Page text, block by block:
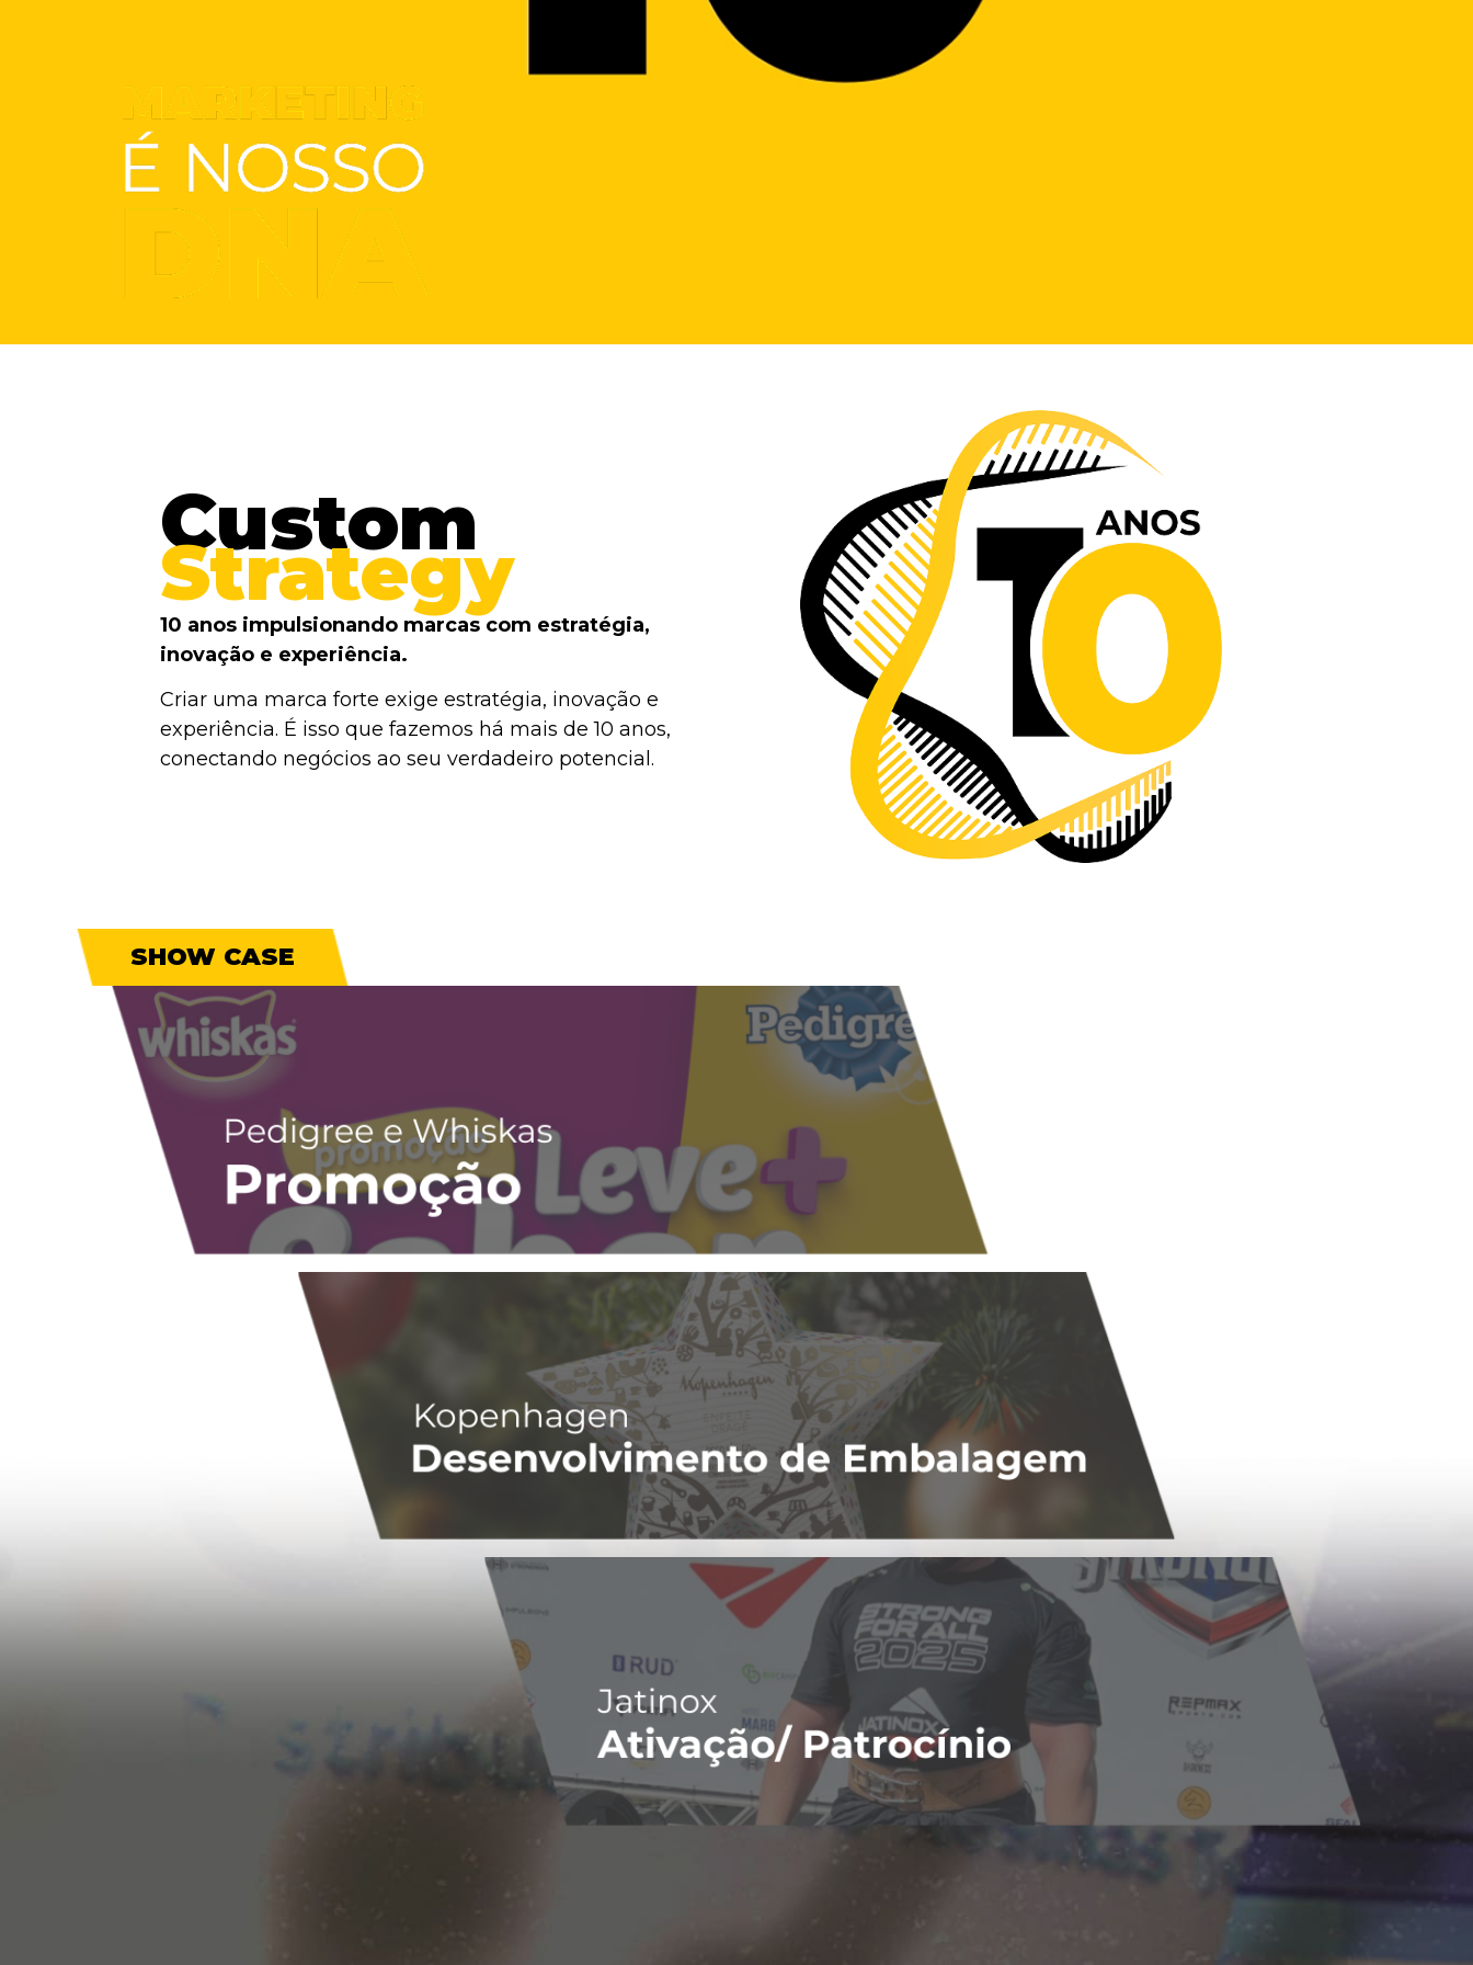
Custom
Strategy
10 anos impulsionando marcas com estratégia,
inovação e experiência.
Criar uma marca forte exige estratégia, inovação e
experiência. É isso que fazemos há mais de 10 anos,
conectando negócios ao seu verdadeiro potencial.
SHOW CASE